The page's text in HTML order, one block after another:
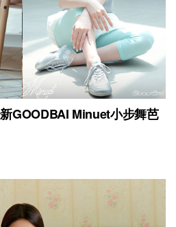
GOODBAI Minuet小步舞芭